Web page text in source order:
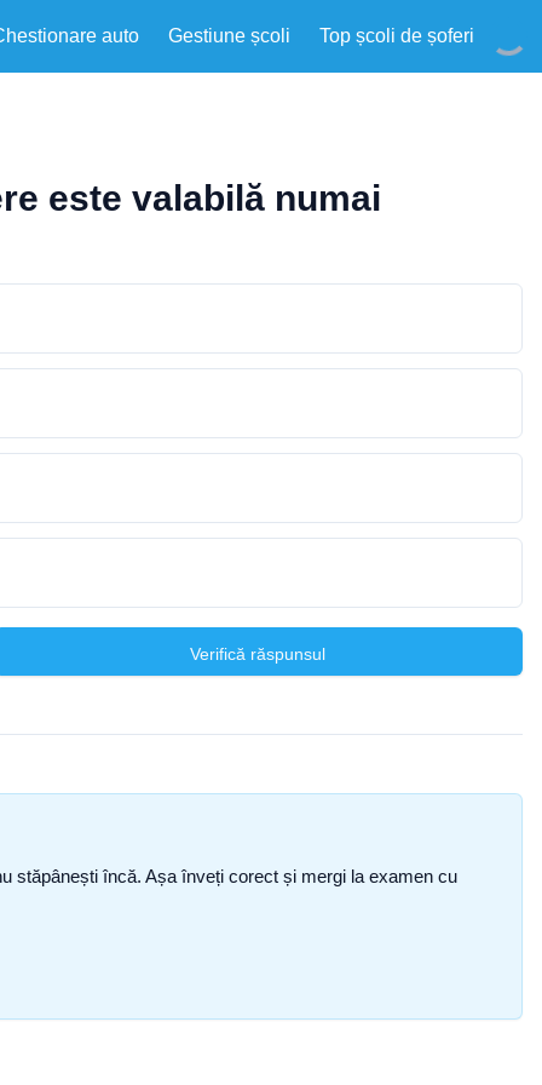
auto Gestiune școli Top școli de șoferi
este valabilă numai
Verifică răspunsul
stăpânești încă. Așa înveți corect și mergi la examen cu